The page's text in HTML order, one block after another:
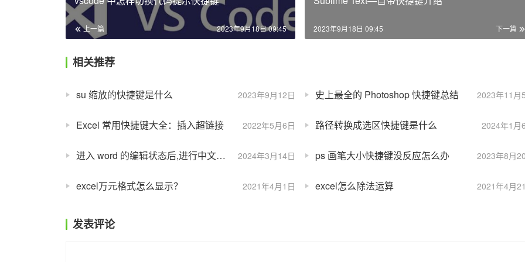
上一篇 2023年9月18日 09:45 下一篇
2023年9月18日 09:45
相关推荐
2023年9月12日
su 缩放的快捷键是什么 2023年11月
史上最全的 Photoshop 快捷键总结
2022年5月6日
Excel 常用快捷键大全：插入超链接 2024年1月
路径转换成选区快捷键是什么
2024年3月14日
进入 word 的编辑状态后,进行中文与英文切换的快捷键是什么？ 2023年8月
ps 画笔大小快捷键没反应怎么办
2021年4月1日
excel万元格式怎么显示？ 2021年4月
excel怎么除法运算
发表评论